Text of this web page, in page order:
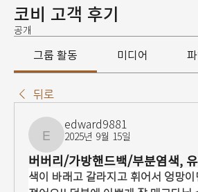
코비 고객 후기
공개
그룹 활동 미디어
뒤로
edward9881
edward9881
2025년 9월 15일
버버리/가방핸드백/부분염색,
색이 바래고 갈라지고 휘어서 엉망